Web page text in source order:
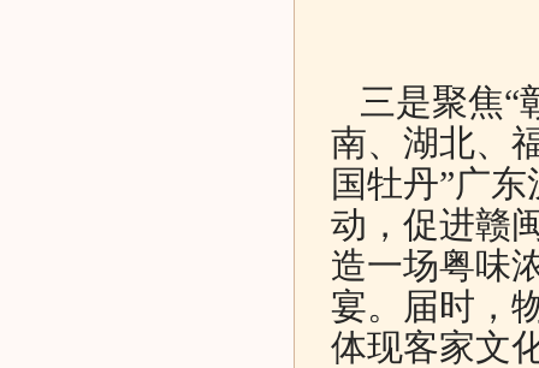
三是聚焦“
南、湖北、
国牡丹”广
动，促进赣
造一场粤味
宴。届时，
体现客家文